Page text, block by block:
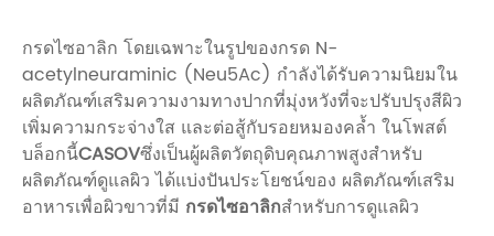
กรดไซอาลิก โดยเฉพาะในรูปของกรด N-
acetylneuraminic (Neu5Ac) กำลังได้รับความนิยมใน
ผลิตภัณฑ์เสริมความงามทางปากที่มุ่งหวังที่จะปรับปรุงสีผิว
เพิ่มความกระจ่างใส และต่อสู้กับรอยหมองคล้ำ ในโพสต์
บล็อกนี้CASOVซึ่งเป็นผู้ผลิตวัตถุดิบคุณภาพสูงสำหรับ
ผลิตภัณฑ์ดูแลผิว ได้แบ่งปันประโยชน์ของ ผลิตภัณฑ์เสริม
อาหารเพื่อผิวขาวที่มี กรดไซอาลิกสำหรับการดูแลผิว